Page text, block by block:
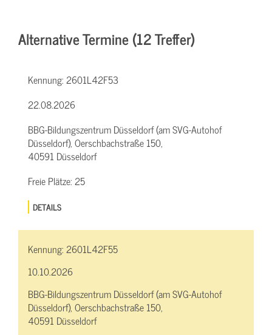
Alternative Termine (12 Treffer)
Kennung:2601L42F53
22.08.2026
BBG-Bildungszentrum Düsseldorf (am SVG-Autohof
Düsseldorf), Oerschbachstraße 150,
40591 Düsseldorf
Freie Plätze:25
DETAILS
Kennung:2601L42F55
10.10.2026
BBG-Bildungszentrum Düsseldorf (am SVG-Autohof
Düsseldorf), Oerschbachstraße 150,
40591 Düsseldorf